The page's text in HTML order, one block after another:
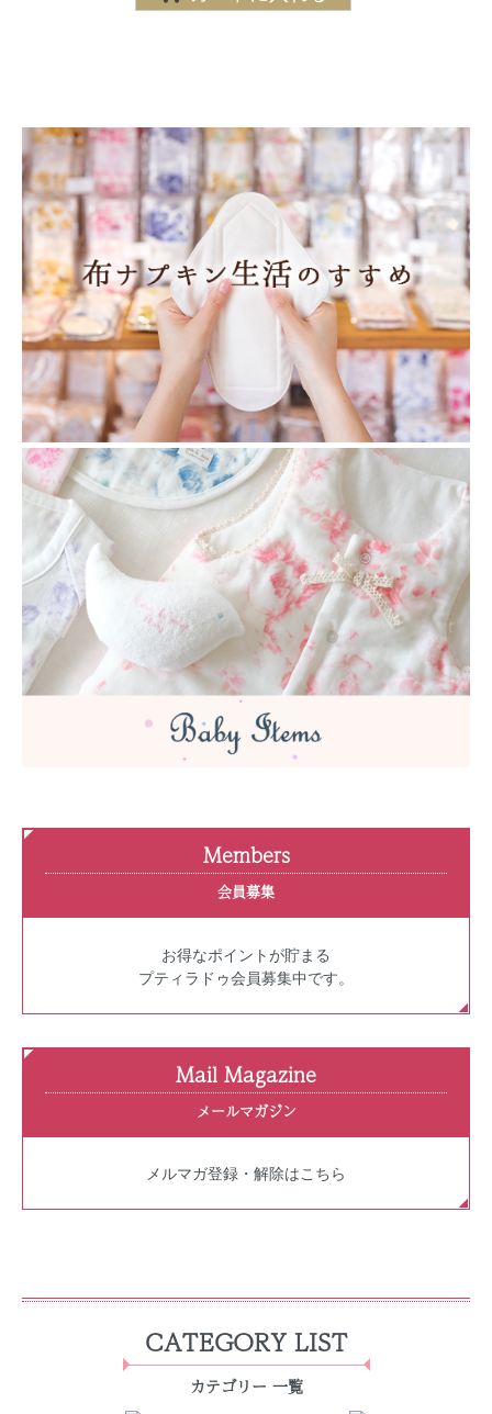
Members
会員募集
お得なポイントが貯まる
プティラドゥ会員募集中です。
Mail Magazine
メールマガジン
メルマガ登録・解除はこちら
CATEGORY LIST
カテゴリー 一覧